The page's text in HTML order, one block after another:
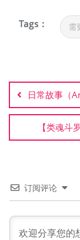
Tags : 需
章
导
航
日常故事（
【类魂
订阅评论